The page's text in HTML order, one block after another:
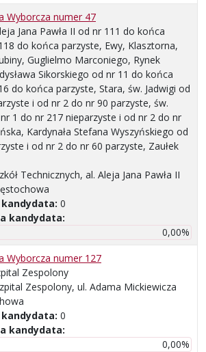
Wyborcza numer 47
Jana Pawła II od nr 111 do końca
do końca parzyste, Ewy, Klasztorna,
Guglielmo Marconiego, Rynek
Sikorskiego od nr 11 do końca
do końca parzyste, Stara, św. Jadwigi od
i od nr 2 do nr 90 parzyste, św.
1 do nr 217 nieparzyste i od nr 2 do nr
Kardynała Stefana Wyszyńskiego od
i od nr 2 do nr 60 parzyste, Zaułek
Technicznych, al. Aleja Jana Pawła II
kandydata: 0
kandydata:
0,00%
Wyborcza numer 127
Zespolony
Zespolony, ul. Adama Mickiewicza
kandydata: 0
kandydata:
0,00%